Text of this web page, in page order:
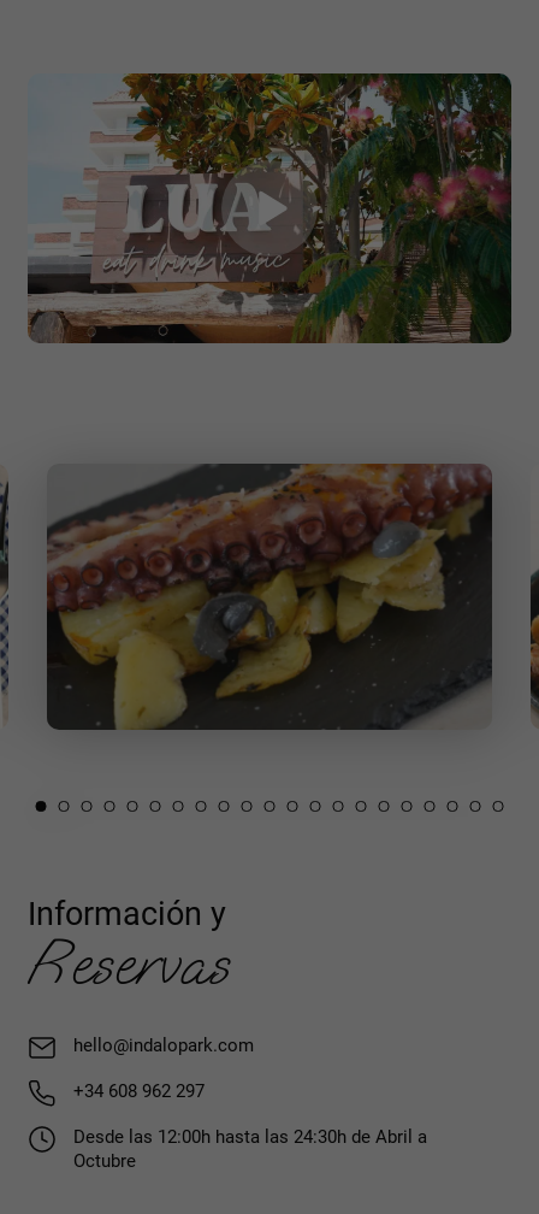
Información y
Reservas
hello@indalopark.com
+34 608 962 297
Desde las 12:00h hasta las 24:30h de Abril a
Octubre